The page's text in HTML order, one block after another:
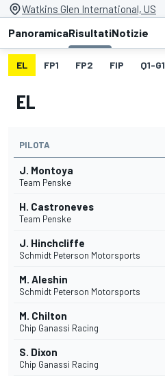
Watkins Glen International, US
PanoramicaRisultatiNotizie
EL FP1 FP2 FIP Q1-G1
EL
PILOTA
J. Montoya
Team Penske
H. Castroneves
Team Penske
J. Hinchcliffe
Schmidt Peterson Motorsports
M. Aleshin
Schmidt Peterson Motorsports
M. Chilton
Chip Ganassi Racing
S. Dixon
Chip Ganassi Racing